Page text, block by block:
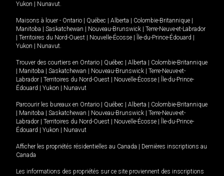
Yukon
Nunavut.
Maisons à louer - Ontario Québec Alberta Colombie-Britannique
Manitoba
Saskatchewan Nouveau-Brunswick
Terre-Neuve-et-Labrador
Territoires du Nord-Ouest Nouvelle-Écosse Île-du-Prince-Édouard
Yukon
Nunavut.
Trouver des courtiers en Ontario Québec Alberta
Colombie-Britannique
Manitoba Saskatchewan Nouveau-Brunswick
Terre-Neuve-et-
Labrador
Territoires du Nord-Ouest Nouvelle-Écosse
Île-du-Prince-
Édouard
Yukon Nunavut
Parcourir les bureaux en Ontario Québec Alberta
Colombie-Britannique
Manitoba Saskatchewan Nouveau-Brunswick
Terre-Neuve-et-
Labrador
Territoires du Nord-Ouest Nouvelle-Écosse
Île-du-Prince-
Édouard
Yukon Nunavut
Afficher les propriétés résidentielles au Canada
Dernières inscriptions au
Canada
Les informations des propriétés sur ce site proviennent des inscriptions